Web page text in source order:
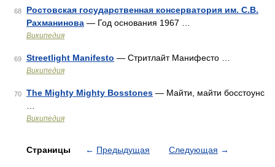
68
Ростовская государственная консерватория им. С.В.
Рахманинова — Год основания 1967 …
Википедия
69 Streetlight Manifesto — Стритлайт Манифесто …
Википедия
70 The Mighty Mighty Bosstones — Майти, майти босстоунс
Википедия
Страницы ← Предыдущая Следующая →